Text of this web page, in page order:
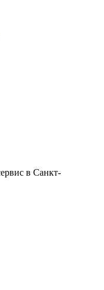
в Санкт-